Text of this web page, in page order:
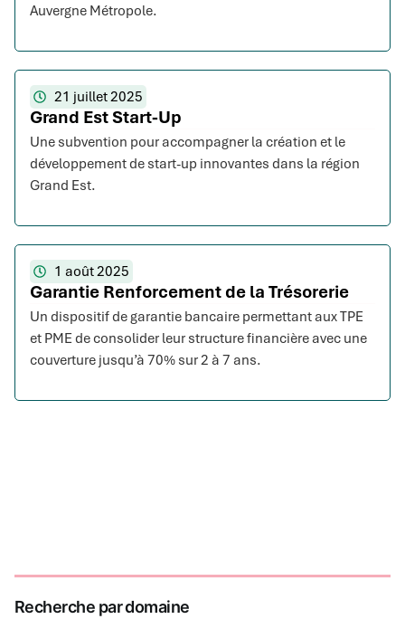
Auvergne Métropole.
21 juillet 2025
Grand Est Start-Up
Une subvention pour accompagner la création et le
développement de start-up innovantes dans la région
Grand Est.
1 août 2025
Garantie Renforcement de la Trésorerie
Un dispositif de garantie bancaire permettant aux TPE
et PME de consolider leur structure financière avec une
couverture jusqu’à 70% sur 2 à 7 ans.
Recherche par domaine